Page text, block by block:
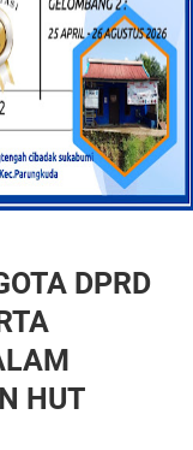
DPRD
HUT